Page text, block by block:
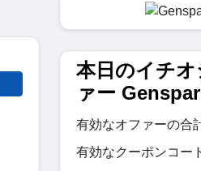
本日のイチオ
ァー
有効なオファーの合
有効なクーポンコー